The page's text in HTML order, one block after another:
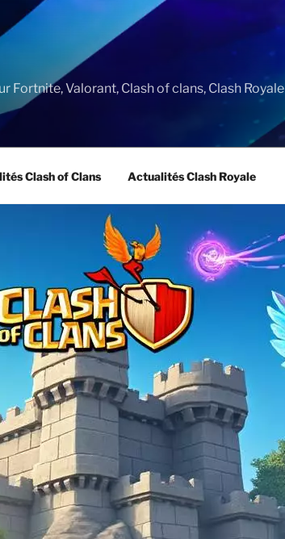
Valorant, Clash of clans, Clash Royale
Clash of Clans Actualités Clash Royale